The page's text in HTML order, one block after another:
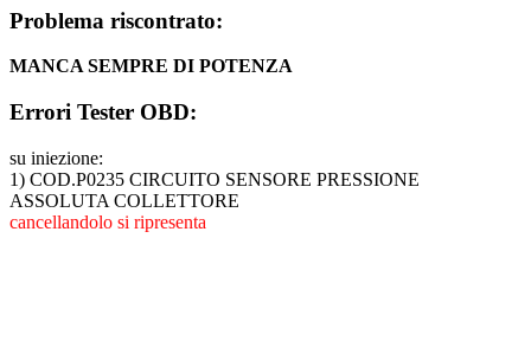
Problema riscontrato:
MANCA SEMPRE DI POTENZA
Errori Tester OBD:
su iniezione:
1) COD.P0235 CIRCUITO SENSORE PRESSIONE
ASSOLUTA COLLETTORE
cancellandolo si ripresenta